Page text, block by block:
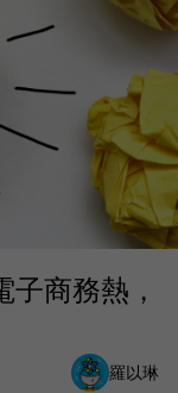
商務熱，
羅以琳